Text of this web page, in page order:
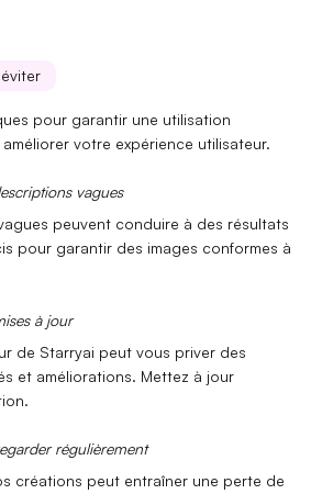
pour garantir une utilisation
votre expérience utilisateur.
vagues
peuvent conduire à des résultats
pour garantir des images conformes à
à jour
de Starryai peut vous priver des
et améliorations. Mettez à jour
régulièrement
créations peut entraîner une perte de